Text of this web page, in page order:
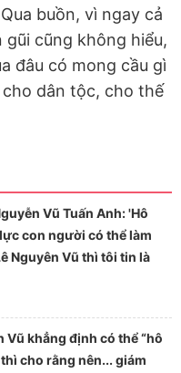
buồn, vì ngay cả
cũng không hiểu,
đâu có mong cầu gì
dân tộc, cho thế
Vũ Tuấn Anh: 'Hô
con người có thể làm
Nguyên Vũ thì tôi tin là
Vũ khẳng định có thể “hô
cho rằng nên... giám